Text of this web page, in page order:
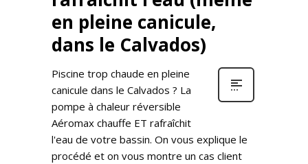
en pleine canicule,
dans le Calvados)
Piscine trop chaude en pleine
canicule dans le Calvados ? La
pompe à chaleur réversible
Aéromax chauffe ET rafraîchit
l'eau de votre bassin. On vous explique le
procédé et on vous montre un cas client